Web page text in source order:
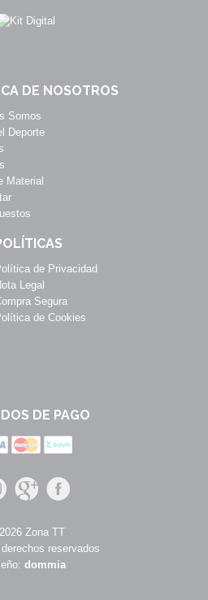
DE NOSOTROS
Somos
Deporte
Material
de Privacidad
Legal
Segura
de Cookies
DE PAGO
Zona TT
reservados
dommia